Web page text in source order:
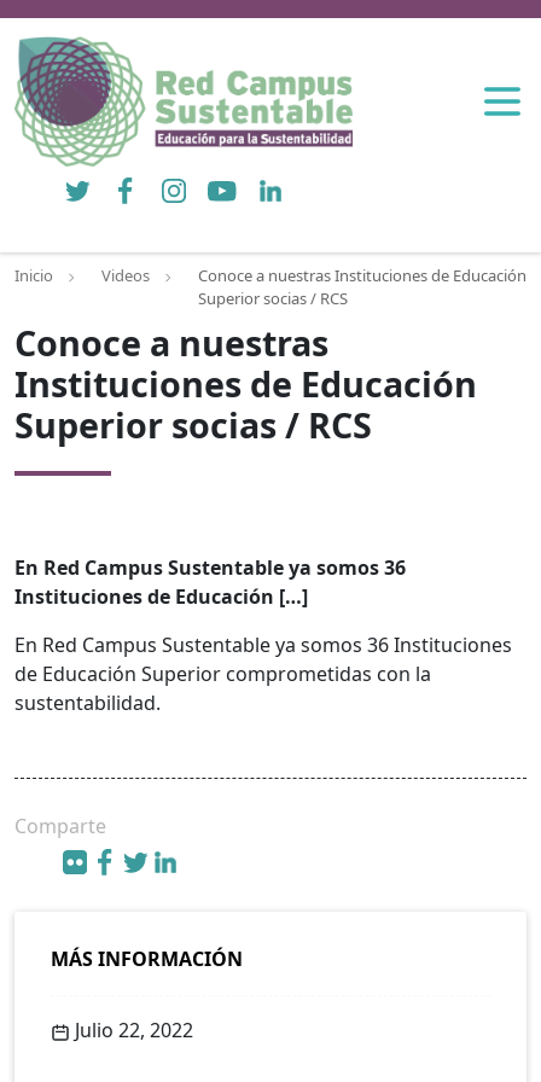
Twitter FacebookInstagramYouTubeLinkedIn
Inicio Videos
Conoce a nuestras Instituciones de Educación
Superior socias / RCS
Conoce a nuestras
Instituciones de Educación
Superior socias / RCS
En Red Campus Sustentable ya somos 36
Instituciones de Educación […]
En Red Campus Sustentable ya somos 36 Instituciones
de Educación Superior comprometidas con la
sustentabilidad.
Comparte
MÁS INFORMACIÓN
Julio 22, 2022